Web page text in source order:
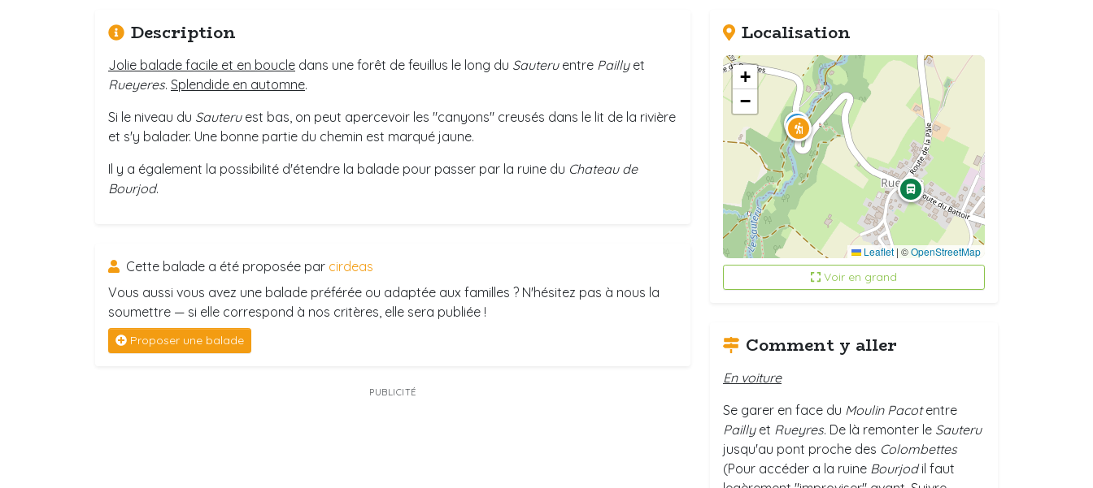
Description
Jolie balade facile et en boucle dans une forêt de feuillus le long du Sauteru entre Paillyet
Rueyeres. Splendide en automne.
Si le niveau du Sauteru est bas, on peut apercevoir les "canyons" creusés dans le lit de la rivière
et s'y balader. Une bonne partie du chemin est marqué jaune.
Il y a également la possibilité d'étendre la balade pour passer par la ruine du Chateau de
Bourjod.
Cette balade a été proposée par cirdeas
Vous aussi vous avez une balade préférée ou adaptée aux familles ? N'hésitez pas à nous la
soumettre — si elle correspond à nos critères, elle sera publiée !
Proposer une balade
PUBLICITÉ
Localisation
+
−
Leaflet | ©OpenStreetMap
Voir en grand
Comment y aller
En voiture
Se garer en face du Moulin Pacotentre
Pailly et Rueyres. De là remonter le Sauteru
jusqu'au pont proche des Colombettes
(Pour accéder a la ruine Bourjodil faut